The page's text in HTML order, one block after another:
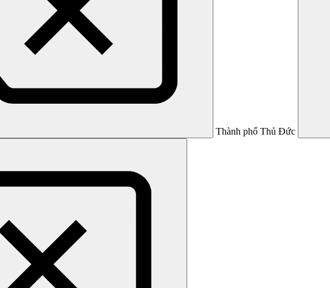
Thành phố Thủ Đức